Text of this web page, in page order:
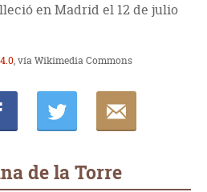
en Madrid el 12 de julio
, vía Wikimedia Commons
de la Torre